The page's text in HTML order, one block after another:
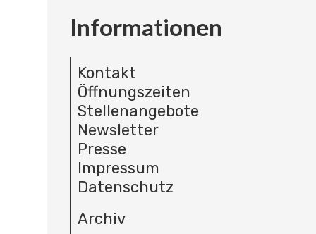
Informationen
Kontakt
Öffnungszeiten
Stellenangebote
Newsletter
Presse
Impressum
Datenschutz
Archiv